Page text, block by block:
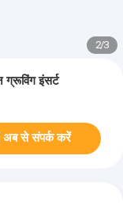
2/3
ग्रूविंग इंसर्ट
अब से संपर्क करें